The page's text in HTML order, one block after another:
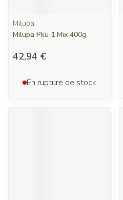
Milupa
Milupa Pku 1 Mix 400g
42,94 €
En rupture de stock